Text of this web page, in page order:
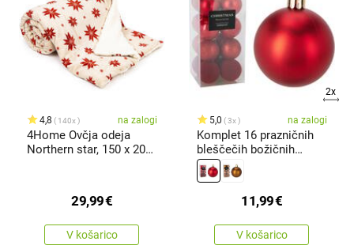
4,8 140x na zalogi
4Home Ovčja odeja
Northern star, 150 x 200
29,99€
V košarico
2x
5,0 3x na zalogi
Komplet 16 prazničnih
bleščečih božičnih
okraskov,rdečih, premer
6 cm, plastičnih
11,99€
V košarico